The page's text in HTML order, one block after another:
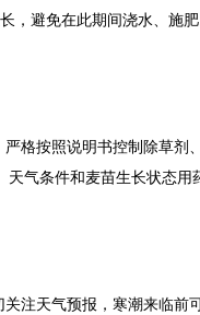
，避免在此期间浇水、施肥
严格按照说明书控制除草剂
天气条件和麦苗生长状态用
关注天气预报，寒潮来临前